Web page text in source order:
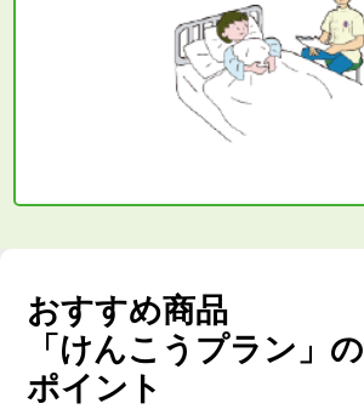
おすすめ商品
「けんこうプラン」の
ポイント